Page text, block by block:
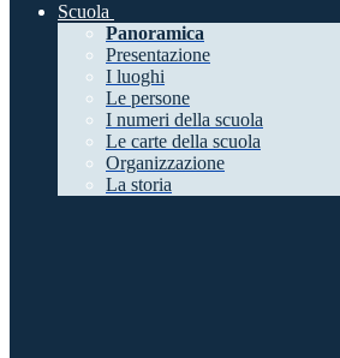
Scuola
Panoramica
Presentazione
I luoghi
Le persone
I numeri della scuola
Le carte della scuola
Organizzazione
La storia